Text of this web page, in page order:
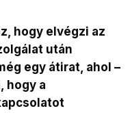
hogy elvégzi az
után
egy átirat, ahol –
hogy a